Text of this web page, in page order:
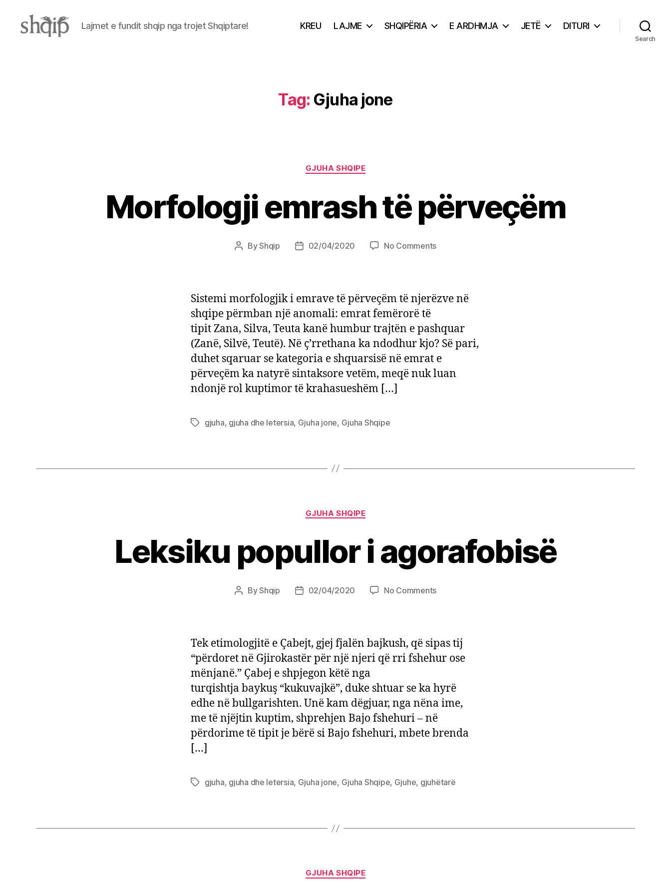
Lajmet e fundit shqip nga trojet Shqiptare! KREU LAJME SHQIPËRIA E ARDHMJA JETË DITURI
Search
Tag: Gjuha jone
Categories
GJUHA SHQIPE
Morfologji emrash të përveçëm
PostByShqip
Post02/04/2020 No Commentson
përveçëm
Sistemi morfologjik i emrave të përveçëm të njerëzve në
shqipe përmban një anomali: emrat femërorë të
tipit Zana, Silva, Teuta kanë humbur trajtën e pashquar
(Zanë, Silvë, Teutë). Në ç’rrethana ka ndodhur kjo? Së pari,
duhet sqaruar se kategoria e shquarsisë në emrat e
përveçëm ka natyrë sintaksore vetëm, meqë nuk luan
ndonjë rol kuptimor të krahasueshëm […]
Tagsgjuha, gjuha dhe letersia, Gjuha jone, Gjuha Shqipe
Categories
GJUHA SHQIPE
Leksiku popullor i agorafobisë
PostByShqip
Post02/04/2020 No Commentson
agorafobisë
Tek etimologjitë e Çabejt, gjej fjalën bajkush, që sipas tij
“përdoret në Gjirokastër për një njeri që rri fshehur ose
mënjanë.” Çabej e shpjegon këtë nga
turqishtja baykuş “kukuvajkë”, duke shtuar se ka hyrë
edhe në bullgarishten. Unë kam dëgjuar, nga nëna ime,
me të njëjtin kuptim, shprehjen Bajo fshehuri – në
përdorime të tipit je bërë si Bajo fshehuri, mbete brenda
[…]
Tagsgjuha, gjuha dhe letersia, Gjuha jone, Gjuha Shqipe, Gjuhe, gjuhëtarë
Categories
GJUHA SHQIPE